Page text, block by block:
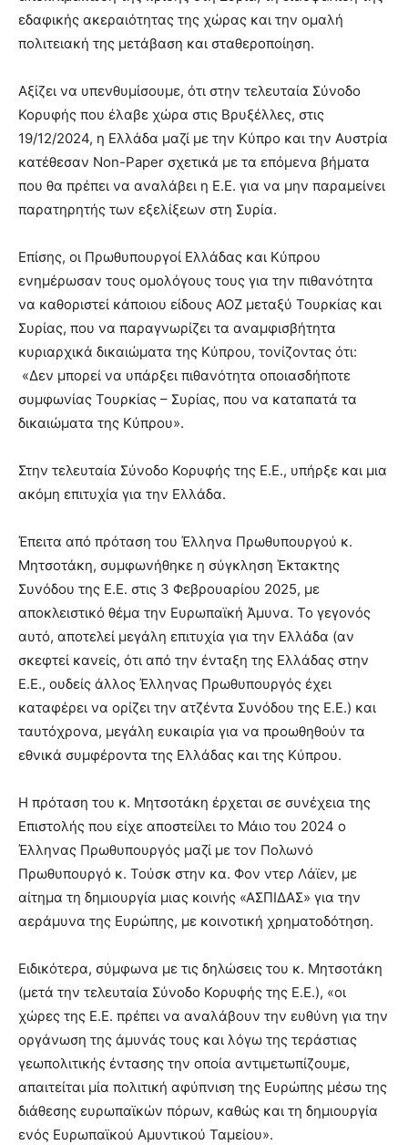
εδαφικής ακεραιότητας της χώρας και την ομαλή
πολιτειακή της μετάβαση και σταθεροποίηση.
Αξίζει να υπενθυμίσουμε, ότι στην τελευταία Σύνοδο
Κορυφής που έλαβε χώρα στις Βρυξέλλες, στις
19/12/2024, η Ελλάδα μαζί με την Κύπρο και την Αυστρία
κατέθεσαν Non-Paper σχετικά με τα επόμενα βήματα
που θα πρέπει να αναλάβει η Ε.Ε. για να μην παραμείνει
παρατηρητής των εξελίξεων στη Συρία.
Επίσης, οι Πρωθυπουργοί Ελλάδας και Κύπρου
ενημέρωσαν τους ομολόγους τους για την πιθανότητα
να καθοριστεί κάποιου είδους ΑΟΖ μεταξύ Τουρκίας και
Συρίας, που να παραγνωρίζει τα αναμφισβήτητα
κυριαρχικά δικαιώματα της Κύπρου, τονίζοντας ότι:
«Δεν μπορεί να υπάρξει πιθανότητα οποιασδήποτε
συμφωνίας Τουρκίας – Συρίας, που να καταπατά τα
δικαιώματα της Κύπρου».
Στην τελευταία Σύνοδο Κορυφής της Ε.Ε., υπήρξε και μια
ακόμη επιτυχία για την Ελλάδα.
Έπειτα από πρόταση του Έλληνα Πρωθυπουργού κ.
Μητσοτάκη, συμφωνήθηκε η σύγκληση Έκτακτης
Συνόδου της Ε.Ε. στις 3 Φεβρουαρίου 2025, με
αποκλειστικό θέμα την Ευρωπαϊκή Άμυνα. Το γεγονός
αυτό, αποτελεί μεγάλη επιτυχία για την Ελλάδα (αν
σκεφτεί κανείς, ότι από την ένταξη της Ελλάδας στην
Ε.Ε., ουδείς άλλος Έλληνας Πρωθυπουργός έχει
καταφέρει να ορίζει την ατζέντα Συνόδου της Ε.Ε.) και
ταυτόχρονα, μεγάλη ευκαιρία για να προωθηθούν τα
εθνικά συμφέροντα της Ελλάδας και της Κύπρου.
Η πρόταση του κ. Μητσοτάκη έρχεται σε συνέχεια της
Επιστολής που είχε αποστείλει το Μάιο του 2024 ο
Έλληνας Πρωθυπουργός μαζί με τον Πολωνό
Πρωθυπουργό κ. Τούσκ στην κα. Φον ντερ Λάϊεν, με
αίτημα τη δημιουργία μιας κοινής «ΑΣΠΙΔΑΣ» για την
αεράμυνα της Ευρώπης, με κοινοτική χρηματοδότηση.
Ειδικότερα, σύμφωνα με τις δηλώσεις του κ. Μητσοτάκη
(μετά την τελευταία Σύνοδο Κορυφής της Ε.Ε.), «οι
χώρες της Ε.Ε. πρέπει να αναλάβουν την ευθύνη για την
οργάνωση της άμυνάς τους και λόγω της τεράστιας
γεωπολιτικής έντασης την οποία αντιμετωπίζουμε,
απαιτείται μία πολιτική αφύπνιση της Ευρώπης μέσω της
διάθεσης ευρωπαϊκών πόρων, καθώς και τη δημιουργία
ενός Ευρωπαϊκού Αμυντικού Ταμείου».